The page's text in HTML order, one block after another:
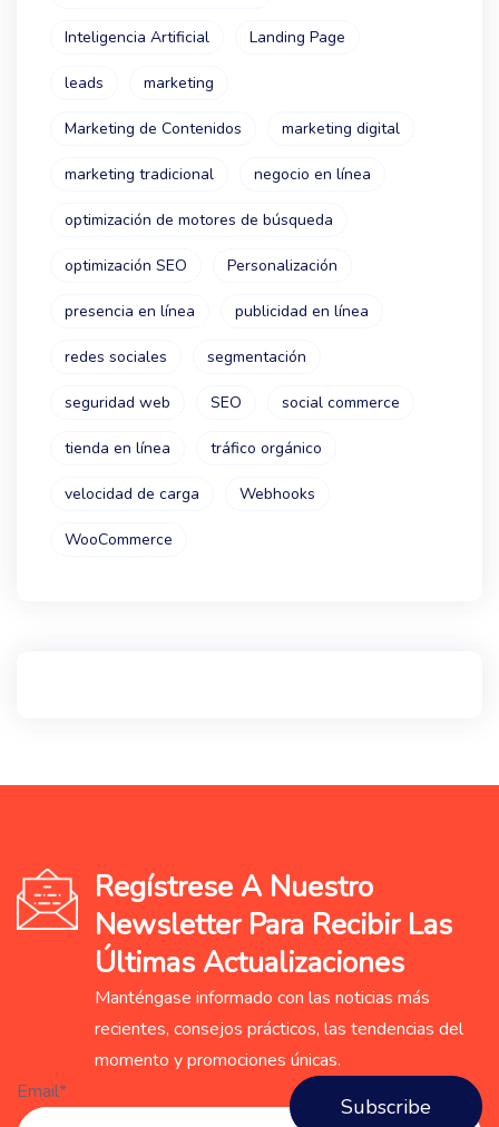
Inteligencia Artificial Landing Page
leads marketing
Marketing de Contenidos marketing digital
marketing tradicional negocio en línea
optimización de motores de búsqueda
optimización SEO Personalización
presencia en línea publicidad en línea
redes sociales segmentación
seguridad web SEO social commerce
tienda en línea tráfico orgánico
velocidad de carga Webhooks
WooCommerce
Regístrese A Nuestro
Newsletter Para Recibir Las
Últimas Actualizaciones
Manténgase informado con las noticias más
recientes, consejos prácticos, las tendencias del
momento y promociones únicas.
Email*